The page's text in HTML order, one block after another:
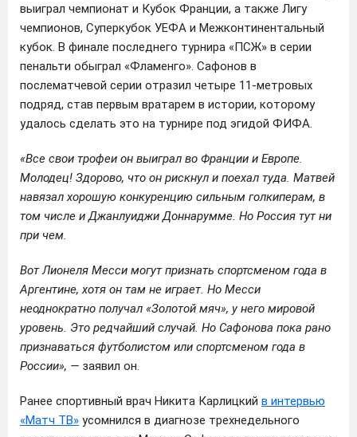
выиграл чемпионат и Кубок Франции, а также Лигу
чемпионов, Суперкубок УЕФА и Межконтинентальный
кубок. В финале последнего турнира «ПСЖ» в серии
пенальти обыграл «Фламенго». Сафонов в
послематчевой серии отразил четыре 11-метровых
подряд, став первым вратарем в истории, которому
удалось сделать это на турнире под эгидой ФИФА.
«Все свои трофеи он выиграл во Франции и Европе.
Молодец! Здорово, что он рискнул и поехал туда. Матвей
навязал хорошую конкуренцию сильным голкиперам, в
том числе и Джанлуиджи Доннарумме. Но Россия тут ни
при чем.
Вот Лионеля Месси могут признать спортсменом года в
Аргентине, хотя он там не играет. Но Месси
неоднократно получал «Золотой мяч», у него мировой
уровень. Это редчайший случай. Но Сафонова пока рано
признаваться футболистом или спортсменом года в
России», — заявил он.
Ранее спортивный врач Никита Карлицкий в интервью
«Матч ТВ» усомнился в диагнозе трехнедельного